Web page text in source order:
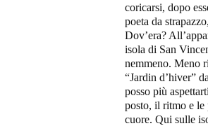
coricarsi, dopo
poeta da
Dov’era?
isola di San
nemmeno. Meno
“Jardin d’hiver”
posso più
posto, il ritmo e le
cuore. Qui sulle